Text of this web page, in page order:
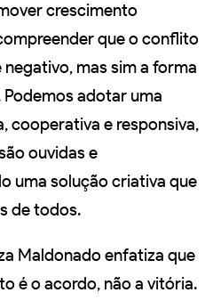
crescimento
que o conflito
mas sim a forma
adotar uma
cooperativa e responsiva,
ouvidas e
uma solução criativa que
de todos.
Maldonado enfatiza que
é o acordo, não a vitória.